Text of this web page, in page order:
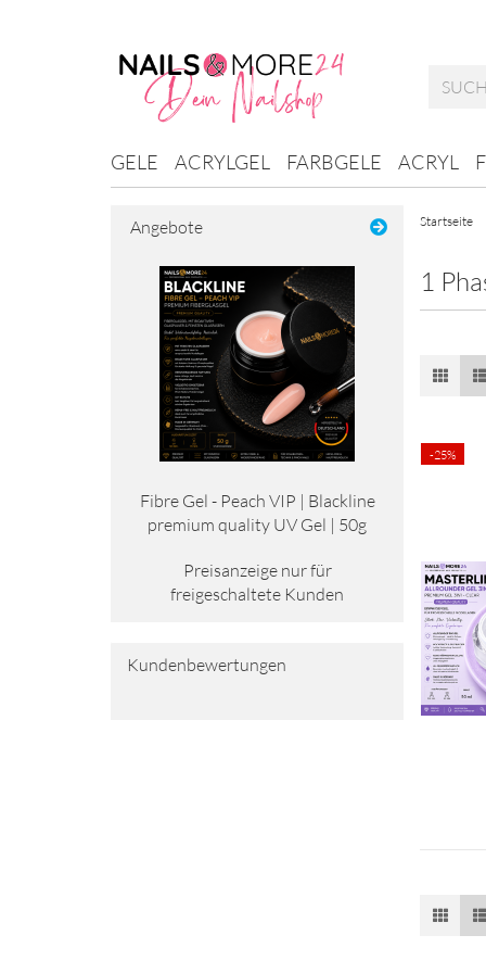
GELE ACRYLGEL FARBGELE ACRYL
Startseite
1
-25%
Angebote
Fibre Gel - Peach VIP | Black­li­ne
pre­mi­um qua­li­ty UV Gel | 50g
Preisanzeige nur für
freigeschaltete Kunden
Kundenbewertungen